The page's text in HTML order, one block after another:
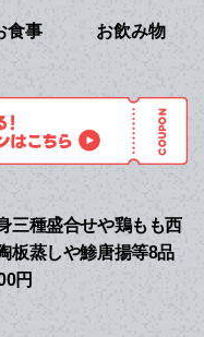
食事 お飲み物
三種盛合せや鶏もも西
板蒸しや鯵唐揚等8品
円